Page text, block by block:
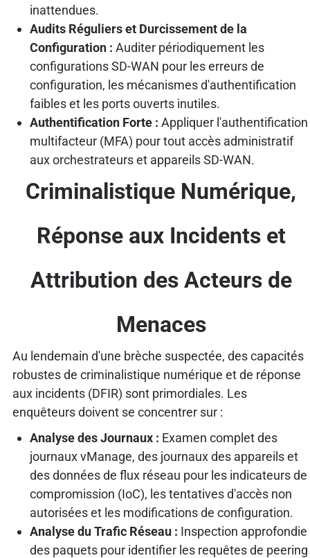
inattendues.
Audits Réguliers et Durcissement de la
Configuration : Auditer périodiquement les
configurations SD-WAN pour les erreurs de
configuration, les mécanismes d'authentification
faibles et les ports ouverts inutiles.
Authentification Forte : Appliquer l'authentification
multifacteur (MFA) pour tout accès administratif
aux orchestrateurs et appareils SD-WAN.
Criminalistique Numérique,
Réponse aux Incidents et
Attribution des Acteurs de
Menaces
Au lendemain d'une brèche suspectée, des capacités
robustes de criminalistique numérique et de réponse
aux incidents (DFIR) sont primordiales. Les
enquêteurs doivent se concentrer sur :
Analyse des Journaux : Examen complet des
journaux vManage, des journaux des appareils et
des données de flux réseau pour les indicateurs de
compromission (IoC), les tentatives d'accès non
autorisées et les modifications de configuration.
Analyse du Trafic Réseau : Inspection approfondie
des paquets pour identifier les requêtes de peering